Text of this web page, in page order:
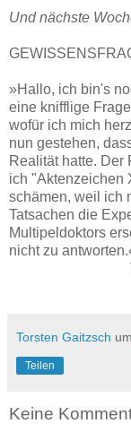
Und nächste
»Hallo, ich bin's
eine knifflige
wofür ich mich
nun gestehen,
Realität hatte. Der
ich "Aktenzeichen
schämen, weil ich
Tatsachen die
Multipeldoktors
nicht zu
Torsten Gaitzsch um
Teilen
Keine